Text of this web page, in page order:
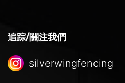
追踪/關注我們
silverwingfencing